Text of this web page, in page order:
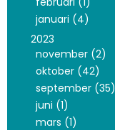
januari (4)
2023
november (2)
oktober (42)
september (35)
juni (1)
mars (1)